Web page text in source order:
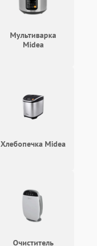
Мультиварка
Midea
Хлебопечка Midea
Очиститель